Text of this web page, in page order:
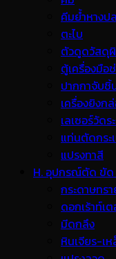
คีมย้ำหางป
ตะไบ
ตัวดูดวัสดุผิ
ตู้เครื่องมือ
ปากกาจับชิ้
เครื่องยิงก
เลเซอร์วัดร
แท่นตัดกระ
แปรงทาสี
H. อุปกรณ์ตัด ขัด
กระดาษทร
ดอกเร้าท์เ
มีดกลึง
หินเจียร-เ